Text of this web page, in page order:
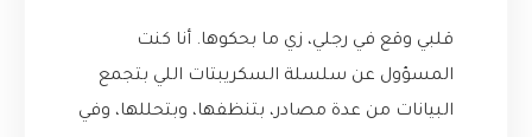
قلبي وقع في رجلي، زي ما بحكوها. أنا كنت
المسؤول عن سلسلة السكريبتات اللي بتجمع
البيانات من عدة مصادر، بتنظفها، وبتحللها، وفي